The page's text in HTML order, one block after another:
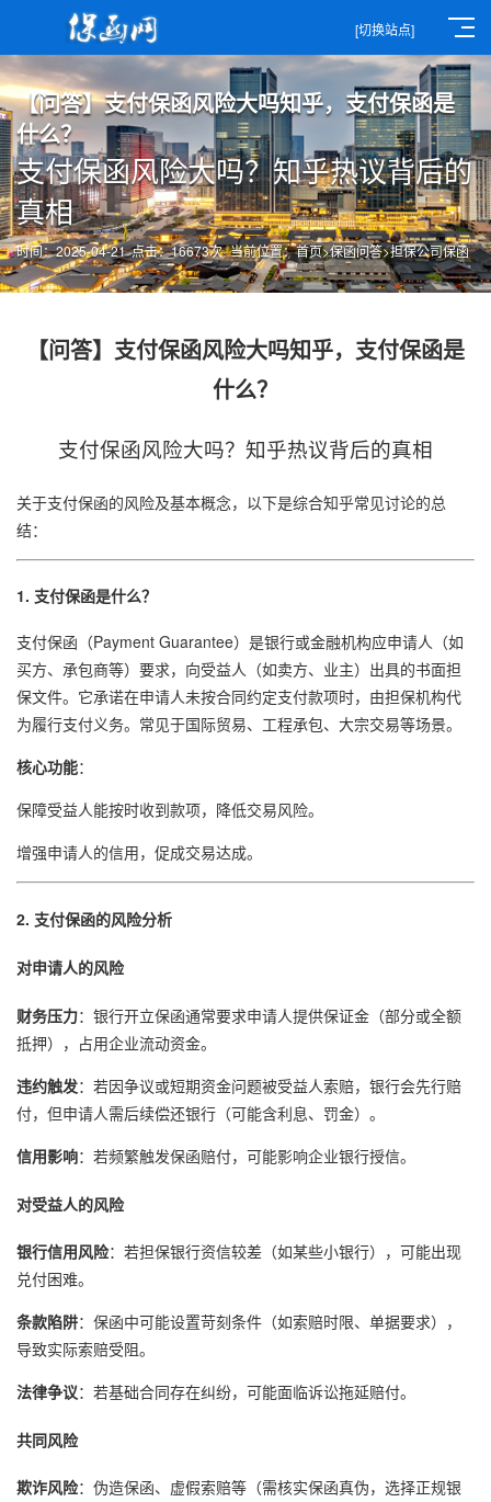
[切换站点]
【问答】支付保函风险大吗知乎，支付保函是
什么？
支付保函风险大吗？知乎热议背后的
真相
当前位置：首页>保函问答>担保公司保函
时间：2025-04-21 点击：16673次
【问答】支付保函风险大吗知乎，支付保函是
什么？
支付保函风险大吗？知乎热议背后的真相
关于支付保函的风险及基本概念，以下是综合知乎常见讨论的总
结：
1. 支付保函是什么？
支付保函（Payment Guarantee）是银行或金融机构应申请人（如
买方、承包商等）要求，向受益人（如卖方、业主）出具的书面担
保文件。它承诺在申请人未按合同约定支付款项时，由担保机构代
为履行支付义务。常见于国际贸易、工程承包、大宗交易等场景。
核心功能：
保障受益人能按时收到款项，降低交易风险。
增强申请人的信用，促成交易达成。
2. 支付保函的风险分析
对申请人的风险
财务压力：银行开立保函通常要求申请人提供保证金（部分或全额
抵押），占用企业流动资金。
违约触发：若因争议或短期资金问题被受益人索赔，银行会先行赔
付，但申请人需后续偿还银行（可能含利息、罚金）。
信用影响：若频繁触发保函赔付，可能影响企业银行授信。
对受益人的风险
银行信用风险：若担保银行资信较差（如某些小银行），可能出现
兑付困难。
条款陷阱：保函中可能设置苛刻条件（如索赔时限、单据要求），
导致实际索赔受阻。
法律争议：若基础合同存在纠纷，可能面临诉讼拖延赔付。
共同风险
欺诈风险：伪造保函、虚假索赔等（需核实保函真伪，选择正规银